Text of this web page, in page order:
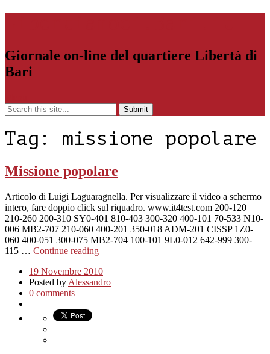
Giornale on-line del quartiere Libertà di
Bari
Tag: missione popolare
Missione popolare
Articolo di Luigi Laguaragnella. Per visualizzare il video a schermo
intero, fare doppio click sul riquadro. www.it4test.com 200-120
210-260 200-310 SY0-401 810-403 300-320 400-101 70-533 N10-
006 MB2-707 210-060 400-201 350-018 ADM-201 CISSP 1Z0-
060 400-051 300-075 MB2-704 100-101 9L0-012 642-999 300-
115 … Continue reading
19 Novembre 2010
Posted by Alessandro
0 comments